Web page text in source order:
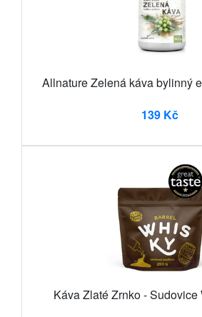
Allnature Zelená káva bylinný
139 Kč
Káva Zlaté Zrnko - Sudovice